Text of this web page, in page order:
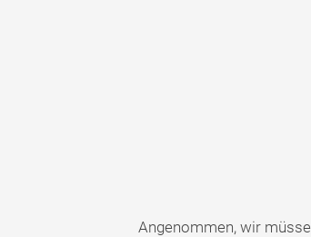
Angenommen, wir